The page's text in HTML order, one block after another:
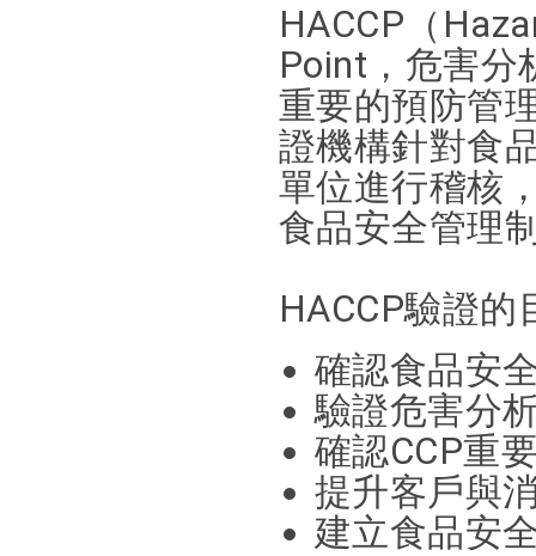
HACCP（
Point，危害分
重要的預防管
證機構針對食
單位進行稽核
食品安全管理
HACCP驗證的
確認食品安
驗證危害分
確認CCP重
提升客戶與
建立食品安